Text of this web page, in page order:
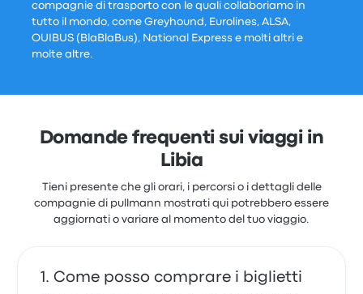
compagnie di trasporto con le quali collaboriamo in
tutto il mondo, come Greyhound, Eurolines, ALSA,
OUIBUS (BlaBlaBus), National Express e molti altri e
molte altre.
Domande frequenti sui viaggi in
Libia
Tieni presente che gli orari, i percorsi o i dettagli delle
compagnie di pullmann mostrati qui potrebbero essere
aggiornati o variare al momento del tuo viaggio.
Come posso comprare i biglietti